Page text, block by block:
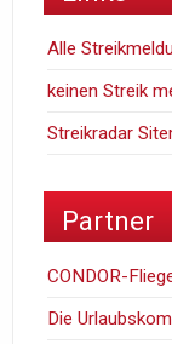
Alle
keinen Streik
Streikradar
Partner
CONDOR-
Die